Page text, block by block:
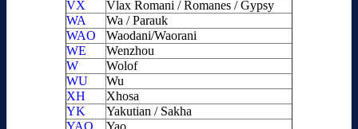
VX
Vlax Romani / Romanes / Gypsy
WA
Wa / Parauk
WAO
Waodani/Waorani
WE
Wenzhou
W
Wolof
WU
Wu
XH
Xhosa
YK
Yakutian / Sakha